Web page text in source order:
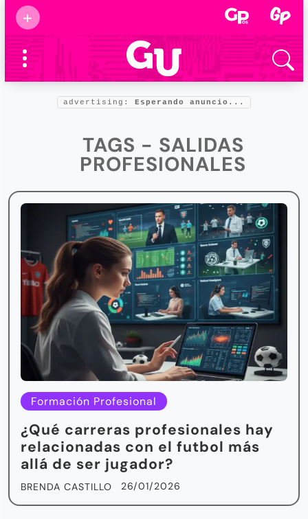
+
Supermamás
2025
Marcas de
confianza
Foro salud
advertising: Esperando anuncio...
TAGS - SALIDAS
PROFESIONALES
Formación Profesional
¿Qué carreras profesionales hay
relacionadas con el futbol más
allá de ser jugador?
BRENDA CASTILLO 26/01/2026